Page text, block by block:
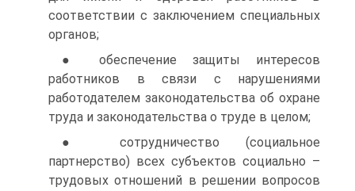
соответствии с заключением специальных
органов;
● обеспечение защиты интересов
работников в связи с нарушениями
работодателем законодательства об охране
труда и законодательства о труде в целом;
● сотрудничество (социальное
партнерство) всех субъектов социально –
трудовых отношений в решении вопросов